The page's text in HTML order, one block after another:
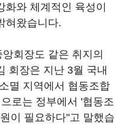
와 체계적인 육성이
혀왔습니다.
회장도 같은 취지의
회장은 지난 3월 국내
멸 지역에서 협동조합
로는 정부에서 '협동조
이 필요하다"고 말했습